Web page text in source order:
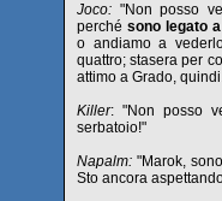
Joco: "Non posso
perché sono legato
o andiamo a
quattro; stasera per
attimo a Grado,
Killer: "Non posso
serbatoio!"
Napalm: "Marok,
Sto ancora